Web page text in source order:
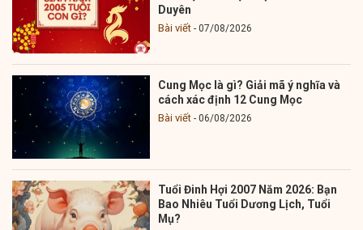
Duyên
Bài viết 07/08/2026
Cung Mọc là gì? Giải mã ý nghĩa và
cách xác định 12 Cung Mọc
Bài viết 06/08/2026
Tuổi Đinh Hợi 2007 Năm 2026: Bạn
Bao Nhiêu Tuổi Dương Lịch, Tuổi
Mụ?